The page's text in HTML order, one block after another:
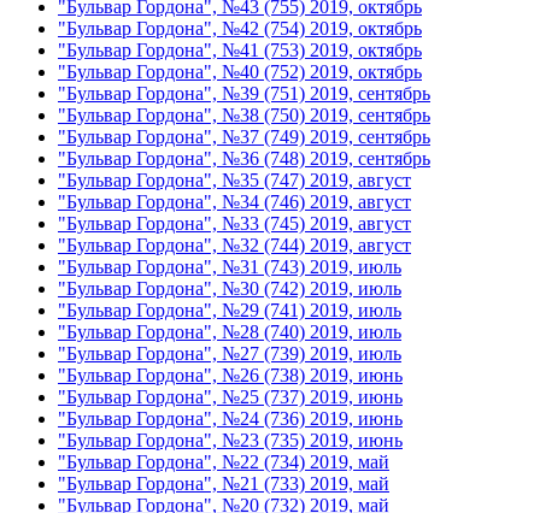
"Бульвар Гордона", №43 (755) 2019, октябрь
"Бульвар Гордона", №42 (754) 2019, октябрь
"Бульвар Гордона", №41 (753) 2019, октябрь
"Бульвар Гордона", №40 (752) 2019, октябрь
"Бульвар Гордона", №39 (751) 2019, сентябрь
"Бульвар Гордона", №38 (750) 2019, сентябрь
"Бульвар Гордона", №37 (749) 2019, сентябрь
"Бульвар Гордона", №36 (748) 2019, сентябрь
"Бульвар Гордона", №35 (747) 2019, август
"Бульвар Гордона", №34 (746) 2019, август
"Бульвар Гордона", №33 (745) 2019, август
"Бульвар Гордона", №32 (744) 2019, август
"Бульвар Гордона", №31 (743) 2019, июль
"Бульвар Гордона", №30 (742) 2019, июль
"Бульвар Гордона", №29 (741) 2019, июль
"Бульвар Гордона", №28 (740) 2019, июль
"Бульвар Гордона", №27 (739) 2019, июль
"Бульвар Гордона", №26 (738) 2019, июнь
"Бульвар Гордона", №25 (737) 2019, июнь
"Бульвар Гордона", №24 (736) 2019, июнь
"Бульвар Гордона", №23 (735) 2019, июнь
"Бульвар Гордона", №22 (734) 2019, май
"Бульвар Гордона", №21 (733) 2019, май
"Бульвар Гордона", №20 (732) 2019, май